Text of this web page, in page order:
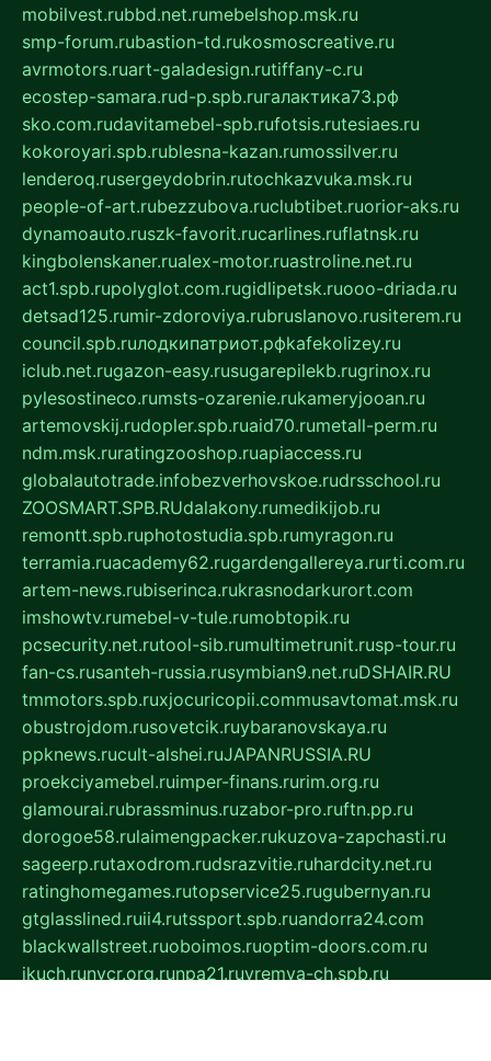
mobilvest.rubbd.net.rumebelshop.msk.ru
smp-forum.rubastion-td.rukosmoscreative.ru
avrmotors.ruart-galadesign.rutiffany-c.ru
ecostep-samara.rud-p.spb.ruгалактика73.рф
sko.com.rudavitamebel-spb.rufotsis.rutesiaes.ru
kokoroyari.spb.rublesna-kazan.rumossilver.ru
lenderoq.rusergeydobrin.rutochkazvuka.msk.ru
people-of-art.rubezzubova.ruclubtibet.ruorior-aks.ru
dynamoauto.ruszk-favorit.rucarlines.ruflatnsk.ru
kingbolenskaner.rualex-motor.ruastroline.net.ru
act1.spb.rupolyglot.com.rugidlipetsk.ruooo-driada.ru
detsad125.rumir-zdoroviya.rubruslanovo.rusiterem.ru
council.spb.ruлодкипатриот.рфkafekolizey.ru
iclub.net.rugazon-easy.rusugarepilekb.rugrinox.ru
pylesostineco.rumsts-ozarenie.rukameryjooan.ru
artemovskij.rudopler.spb.ruaid70.rumetall-perm.ru
ndm.msk.ruratingzooshop.ruapiaccess.ru
globalautotrade.infobezverhovskoe.rudrsschool.ru
ZOOSMART.SPB.RUdalakony.rumedikijob.ru
remontt.spb.ruphotostudia.spb.rumyragon.ru
terramia.ruacademy62.rugardengallereya.rurti.com.ru
artem-news.rubiserinca.rukrasnodarkurort.com
imshowtv.rumebel-v-tule.rumobtopik.ru
pcsecurity.net.rutool-sib.rumultimetrunit.rusp-tour.ru
fan-cs.rusanteh-russia.rusymbian9.net.ruDSHAIR.RU
tmmotors.spb.ruxjocuricopii.commusavtomat.msk.ru
obustrojdom.rusovetcik.ruybaranovskaya.ru
ppknews.rucult-alshei.ruJAPANRUSSIA.RU
proekciyamebel.ruimper-finans.rurim.org.ru
glamourai.rubrassminus.ruzabor-pro.ruftn.pp.ru
dorogoe58.rulaimengpacker.rukuzova-zapchasti.ru
sageerp.rutaxodrom.rudsrazvitie.ruhardcity.net.ru
ratinghomegames.rutopservice25.rugubernyan.ru
gtglasslined.ruii4.rutssport.spb.ruandorra24.com
blackwallstreet.ruoboimos.ruoptim-doors.com.ru
ikuch.runycr.org.runpa21.ruvremya-ch.spb.ru